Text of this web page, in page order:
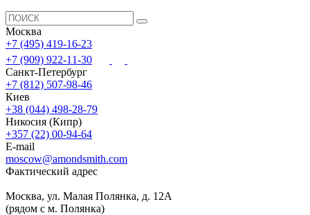
Москва
+7 (495) 419-16-23
+7 (909) 922-11-30
Санкт-Петербург
+7 (812) 507-98-46
Киев
+38 (044) 498-28-79
Никосия (Кипр)
+357 (22) 00-94-64
E-mail
moscow@amondsmith.com
Фактический адрес
Москва, ул. Малая Полянка, д. 12А
(рядом с м. Полянка)